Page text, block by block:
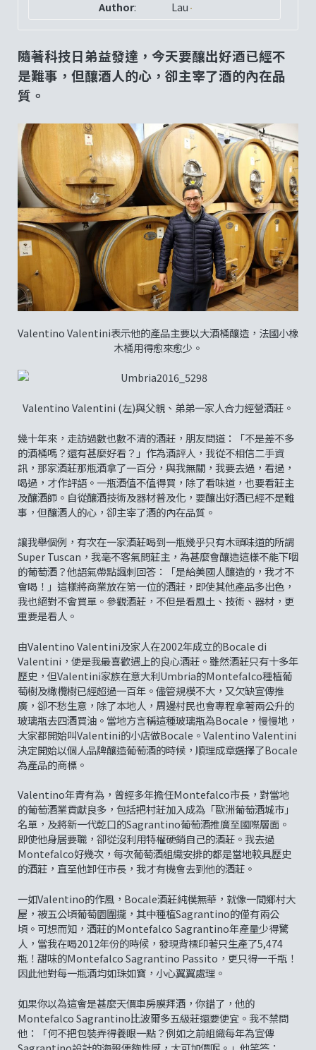
Author:
Lau
隨著科技日弟益發達，今天要釀出好酒已經不
是難事，但釀酒人的心，卻主宰了酒的內在品
質。
Valentino Valentini表示他的產品主要以大酒桶釀造，法國小橡
木桶用得愈來愈少。
Valentino Valentini (左)與父親、弟弟一家人合力經營酒莊。
幾十年來，走訪過數也數不清的酒莊，朋友問道：「不是差不多
的酒桶嗎？還有甚麼好看？」作為酒評人，我從不相信二手資
訊，那家酒莊那瓶酒拿了一百分，與我無關，我要去過，看過，
喝過，才作評語。一瓶酒值不值得買，除了看味道，也要看莊主
及釀酒師。自從釀酒技術及器材普及化，要釀出好酒已經不是難
事，但釀酒人的心，卻主宰了酒的內在品質。
讓我舉個例，有次在一家酒莊喝到一瓶幾乎只有木頭味道的所謂
Super Tuscan，我毫不客氣問莊主，為甚麼會釀造這樣不能下咽
的葡萄酒？他語氣帶點諷刺回答：「是給美國人釀造的，我才不
會喝！」這樣將商業放在第一位的酒莊，即使其他產品多出色，
我也絕對不會買單。參觀酒莊，不但是看風土、技術、器材，更
重要是看人。
由Valentino Valentini及家人在2002年成立的Bocale di
Valentini，便是我最喜歡遇上的良心酒莊。雖然酒莊只有十多年
歷史，但Valentini家族在意大利Umbria的Montefalco種植葡
萄樹及橄欖樹已經超過一百年。儘管規模不大，又欠缺宣傳推
廣，卻不愁生意，除了本地人，周邊村民也會專程拿著兩公升的
玻璃瓶去四酒買油。當地方言稱這種玻璃瓶為Bocale，慢慢地，
大家都開始叫Valentini的小店做Bocale。Valentino Valentini
決定開始以個人品牌釀造葡萄酒的時候，順理成章選擇了Bocale
為產品的商標。
Valentino年青有為，曾經多年擔任Montefalco市長，對當地
的葡萄酒業貢獻良多，包括把村莊加入成為「歐洲葡萄酒城市」
名單，及將新一代乾口的Sagrantino葡萄酒推廣至國際層面。
即使他身居要職，卻從沒利用特權硬銷自己的酒莊。我去過
Montefalco好幾次，每次葡萄酒組織安排的都是當地較具歷史
的酒莊，直至他卸任市長，我才有機會去到他的酒莊。
一如Valentino的作風，Bocale酒莊純樸無華，就像一間鄉村大
屋，被五公頃葡萄園圍攏，其中種植Sagrantino的僅有兩公
頃。可想而知，酒莊的Montefalco Sagrantino年產量少得驚
人，當我在喝2012年份的時候，發現背標印著只生產了5,474
瓶！甜味的Montefalco Sagrantino Passito，更只得一千瓶！
因此他對每一瓶酒均如珠如寶，小心翼翼處理。
如果你以為這會是甚麼天價車房膜拜酒，你錯了，他的
Montefalco Sagrantino比波爾多五級莊還要便宜。我不禁問
他：「何不把包裝弄得養眼一點？例如之前組織每年為宣傳